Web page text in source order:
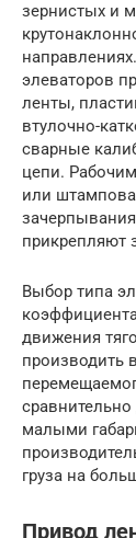
зернистых и
элеваторов
ленты,
втулочно-
сварные
цепи.
или
прикрепляют
Выбор типа
движения
производить
малыми
груза на
Привод